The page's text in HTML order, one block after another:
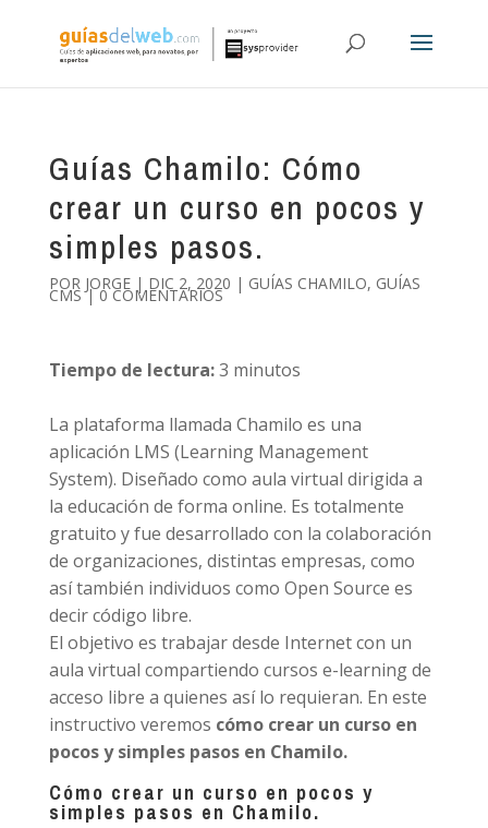
Guías Chamilo: Cómo
crear un curso en pocos y
simples pasos.
POR JORGE| DIC 2, 2020 | GUÍAS CHAMILO, GUÍAS
CMS|0 COMENTARIOS
Tiempo de lectura:3 minutos
La plataforma llamada Chamilo es una
aplicación LMS (Learning Management
System). Diseñado como aula virtual dirigida a
la educación de forma online. Es totalmente
gratuito y fue desarrollado con la colaboración
de organizaciones, distintas empresas, como
así también individuos como Open Source es
decir código libre.
El objetivo es trabajar desde Internet con un
aula virtual compartiendo cursos e-learning de
acceso libre a quienes así lo requieran. En este
instructivo veremos cómo crear un curso en
pocos y simples pasos en Chamilo.
Cómo crear un curso en pocos y
simples pasos en Chamilo.